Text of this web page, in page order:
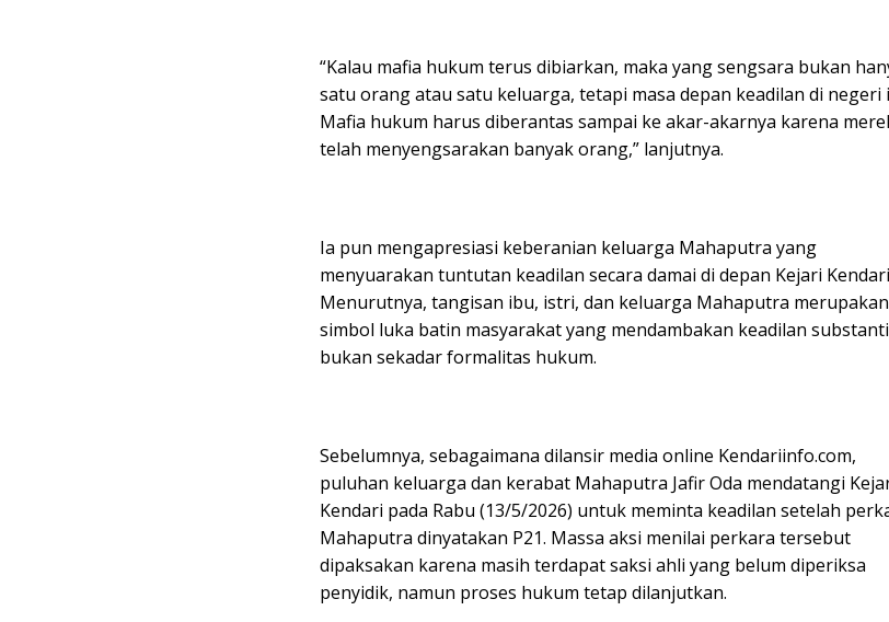
“Kalau mafia hukum terus dibiarkan, maka yang sengsara bukan
satu orang atau satu keluarga, tetapi masa depan keadilan di negeri
Mafia hukum harus diberantas sampai ke akar-akarnya karena
telah menyengsarakan banyak orang,” lanjutnya.
Ia pun mengapresiasi keberanian keluarga Mahaputra yang
menyuarakan tuntutan keadilan secara damai di depan Kejari
Menurutnya, tangisan ibu, istri, dan keluarga Mahaputra merupakan
simbol luka batin masyarakat yang mendambakan keadilan
bukan sekadar formalitas hukum.
Sebelumnya, sebagaimana dilansir media online Kendariinfo.com,
puluhan keluarga dan kerabat Mahaputra Jafir Oda mendatangi
Kendari pada Rabu (13/5/2026) untuk meminta keadilan setelah
Mahaputra dinyatakan P21. Massa aksi menilai perkara tersebut
dipaksakan karena masih terdapat saksi ahli yang belum diperiksa
penyidik, namun proses hukum tetap dilanjutkan.